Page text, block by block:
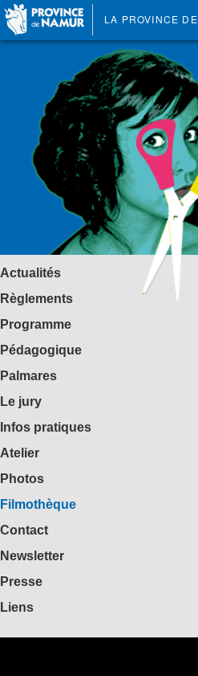
LA PROVINCE DE
Actualités
Règlements
Programme
Pédagogique
Palmares
Le jury
Infos pratiques
Atelier
Photos
Filmothèque
Contact
Newsletter
Presse
Liens